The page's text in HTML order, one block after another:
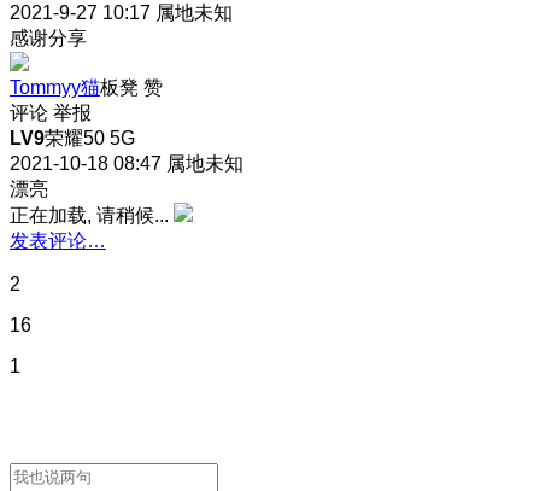
2021-9-27 10:17 属地未知
感谢分享
Tommyy猫板凳 赞
评论 举报
LV9荣耀50 5G
2021-10-18 08:47 属地未知
漂亮
正在加载, 请稍候...
发表评论…
2
16
1